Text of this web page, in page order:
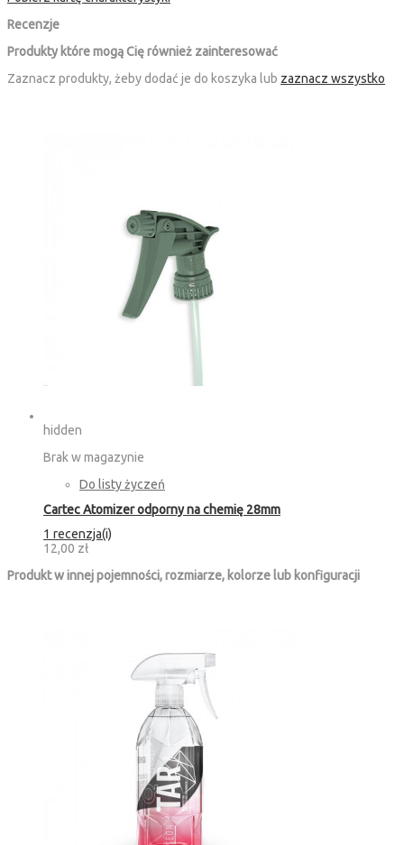
Recenzje
Produkty które mogą Cię również zainteresować
Zaznacz produkty, żeby dodać je do koszyka lub zaznacz wszystko
hidden
Brak w magazynie
Do listy życzeń
Cartec Atomizer odporny na chemię 28mm
1 recenzja(i)
12,00 zł
Produkt w innej pojemności, rozmiarze, kolorze lub konfiguracji